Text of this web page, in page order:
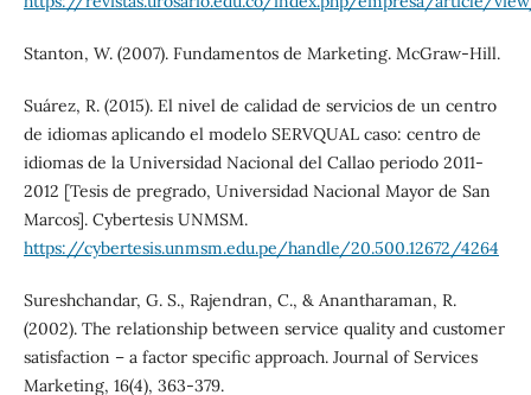
Stanton, W. (2007). Fundamentos de Marketing. McGraw-Hill.
Suárez, R. (2015). El nivel de calidad de servicios de un centro
de idiomas aplicando el modelo SERVQUAL caso: centro de
idiomas de la Universidad Nacional del Callao periodo 2011-
2012 [Tesis de pregrado, Universidad Nacional Mayor de San
Marcos]. Cybertesis UNMSM.
https://cybertesis.unmsm.edu.pe/handle/20.500.12672/4264
Sureshchandar, G. S., Rajendran, C., & Anantharaman, R.
(2002). The relationship between service quality and customer
satisfaction – a factor specific approach. Journal of Services
Marketing, 16(4), 363-379.